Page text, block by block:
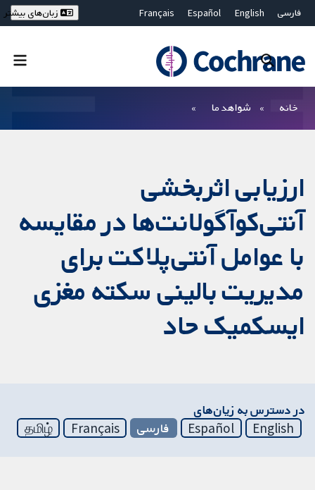
فارسی English
Español
Français
Bahasa Malaysia
ไทย
繁體中文
زبان‌های بیشتر
خانه شواهد ما
ارزیابی اثربخشی
آنتی‌کوآگولانت‌ها در مقایسه
با عوامل آنتی‌پلاکت برای
مدیریت بالینی سکته مغزی
ایسکمیک حاد
در دسترس به زیان‌های
English
Español فارسی Français
தமிழ்